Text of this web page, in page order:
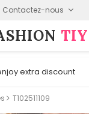
Contactez-nous
TIY
extra discount
T102511109